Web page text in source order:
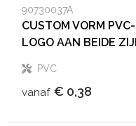
90730037A
CUSTOM VORM
LOGO AAN BEIDE
PVC
vanaf € 0,38